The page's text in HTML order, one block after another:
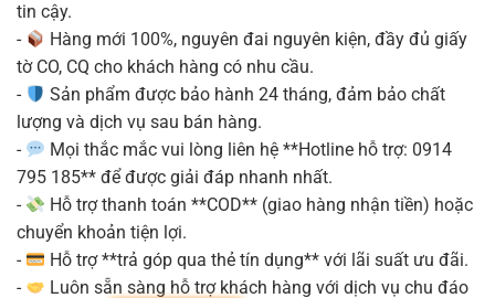
tin cậy.
-
Hàng mới 100%, nguyên đai nguyên kiện, đầy đủ giấy
tờ CO, CQ cho khách hàng có nhu cầu.
-
Sản phẩm được bảo hành 24 tháng, đảm bảo chất
lượng và dịch vụ sau bán hàng.
-
Mọi thắc mắc vui lòng liên hệ **Hotline hỗ trợ: 0914
795 185** để được giải đáp nhanh nhất.
-
Hỗ trợ thanh toán **COD** (giao hàng nhận tiền) hoặc
chuyển khoản tiện lợi.
-
Hỗ trợ **trả góp qua thẻ tín dụng** với lãi suất ưu đãi.
-
Luôn sẵn sàng hỗ trợ khách hàng với dịch vụ chu đáo